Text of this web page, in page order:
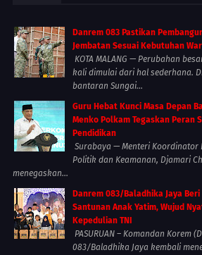
Danrem 083 Pastikan
Jembatan Sesuai Kebutuhan
KOTA MALANG — Perubahan
kali dimulai dari hal sederhana.
bantaran Sungai...
Guru Hebat Kunci Masa Depan
Menko Polkam Tegaskan Peran
Pendidikan
Surabaya — Menteri Koordinator
Politik dan Keamanan, Djamari
menegaskan...
Danrem 083/Baladhika Jaya Beri
Santunan Anak Yatim, Wujud
Kepedulian TNI
PASURUAN – Komandan Korem
083/Baladhika Jaya kembali